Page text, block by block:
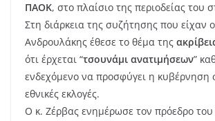
ΠΑΟΚ, στο πλαίσιο της περιοδείας του
Στη διάρκεια της συζήτησης που είχαν
Ανδρουλάκης έθεσε το θέμα της
ότι έρχεται “τσουνάμι ανατιμήσεων”
ενδεχόμενο να προσφύγει η κυβέρνηση
εθνικές εκλογές.
Ο κ. Ζέρβας ενημέρωσε τον πρόεδρο